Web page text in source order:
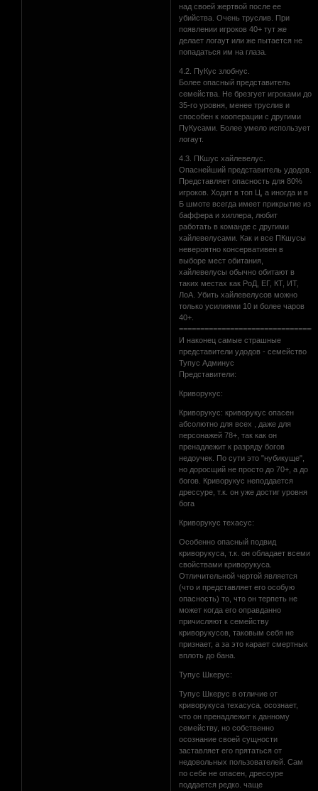
над своей жертвой после ее
убийства. Очень труслив. При
появлении игроков 40+ тут же
делает логаут или же пытается не
попадаться им на глаза.
4.2. ПуКус злобнус.
Более опасный представитель
семейства. Не брезгует игроками до
35-го уровня, менее труслив и
способен к кооперации с другими
ПуКусами. Более умело использует
логаут.
4.3. ПКшус хайлевелус.
Опаснейший представитель удодов.
Представляет опасность для 80%
игроков. Ходит в топ Ц, а иногда и в
Б шмоте всегда имеет прикрытие из
баффера и хиллера, любит
работать в команде с другими
хайлевелусами. Как и все ПКшусы
невероятно консервативен в
выборе мест обитания,
хайлевелусы обычно обитают в
таких местах как РоД, ЕГ, КТ, ИТ,
ЛоА. Убить хайлевелусов можно
только усилиями 10 и более чаров
40+.
И наконец самые страшные
представители удодов - семейство
Тупус Админус
Представители:
Криворукус:
Криворукус: криворукус опасен
абсолютно для всех , даже для
персонажей 78+, так как он
пренадлежит к разряду богов
недоучек. По сути это "нубикуще",
но доросщий не просто до 70+, а до
богов. Криворукус неподдается
дрессуре, т.к. он уже достиг уровня
бога
Криворукус техасус:
Особенно опасный подвид
криворукуса, т.к. он обладает всеми
свойствами криворукуса.
Отличительной чертой является
(что и представляет его особую
опасность) то, что он терпеть не
может когда его оправданно
причисляют к семейству
криворукусов, таковым себя не
признает, а за это карает смертных
вплоть до бана.
Тупус Шкерус:
Тупус Шкерус в отличие от
криворукуса техасуса, осознает,
что он пренадлежит к данному
семейству, но собственно
осознание своей сущности
заставляет его прятаться от
недовольных пользователей. Сам
по себе не опасен, дрессуре
поддается редко. чаще